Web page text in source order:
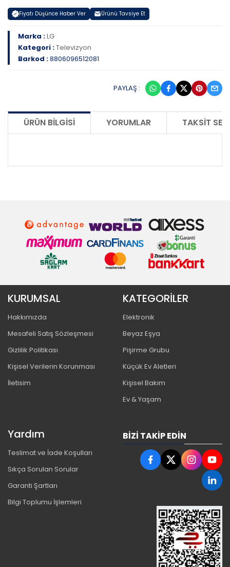
Fiyatı Düşünce Haber Ver Ürünü Tavsiye Et
Marka :LG
Kategori :Televizyon
Barkod :8806096512081
PAYLAŞ :
ÜRÜN BILGISI YORUMLAR TAKSIT
KURUMSAL
Hakkımızda
Mesafeli Satış Sözleşmesi
Gizlilik Politikası
Kişisel Verilerin Korunması
İletisim
KATEGORİLER
Elektronik
Beyaz Eşya
Pişirme Grubu
Küçük Ev Aletleri
Kişisel Bakım
Ev & Yaşam
Yardım
Teslimat ve İade Koşulları
Sıkça Sorulan Sorular
Garanti Şartları
Bilgi Toplumu İşlemleri
BIZI TAKIP EDIN